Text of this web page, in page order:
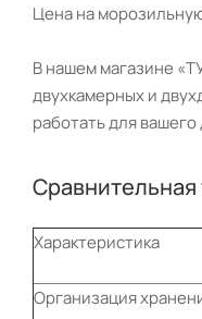
Цена на
В нашем магазине
двухкамерных и
работать для вашего
Характеристика
Организация